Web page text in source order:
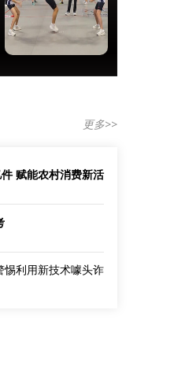
更多>>
赋能农村消费新活
惕利用新技术噱头诈